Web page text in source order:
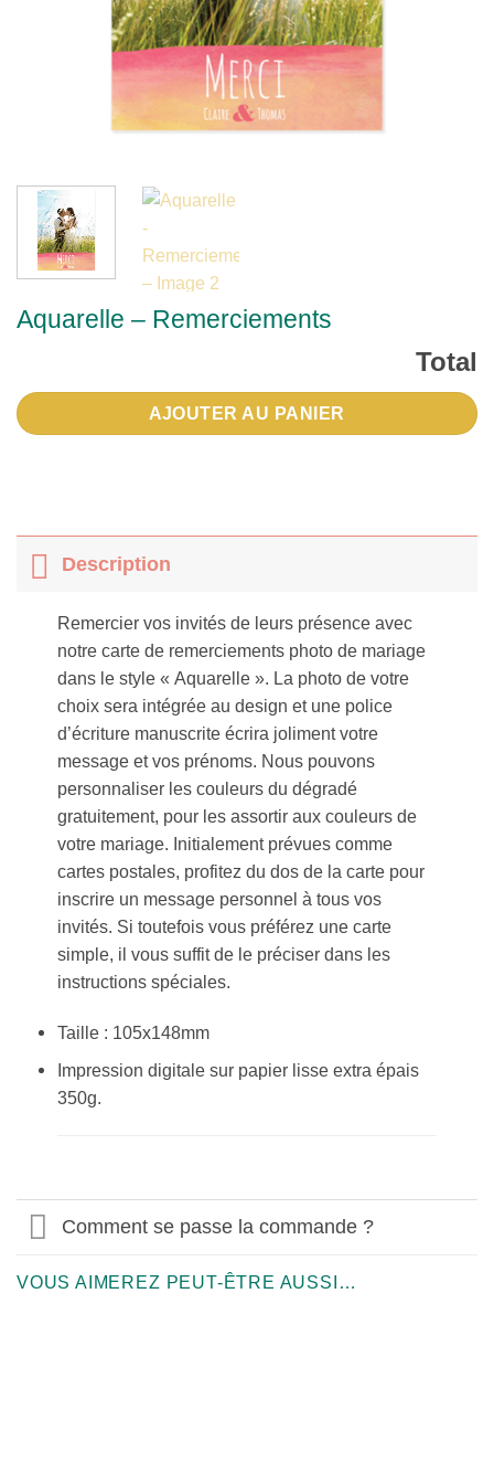
Aquarelle – Remerciements
Total
AJOUTER AU PANIER
Description
Remercier vos invités de leurs présence avec
notre carte de remerciements photo de mariage
dans le style « Aquarelle ». La photo de votre
choix sera intégrée au design et une police
d’écriture manuscrite écrira joliment votre
message et vos prénoms. Nous pouvons
personnaliser les couleurs du dégradé
gratuitement, pour les assortir aux couleurs de
votre mariage. Initialement prévues comme
cartes postales, profitez du dos de la carte pour
inscrire un message personnel à tous vos
invités. Si toutefois vous préférez une carte
simple, il vous suffit de le préciser dans les
instructions spéciales.
Taille : 105x148mm
Impression digitale sur papier lisse extra épais
350g.
Comment se passe la commande ?
VOUS AIMEREZ PEUT-ÊTRE AUSSI…